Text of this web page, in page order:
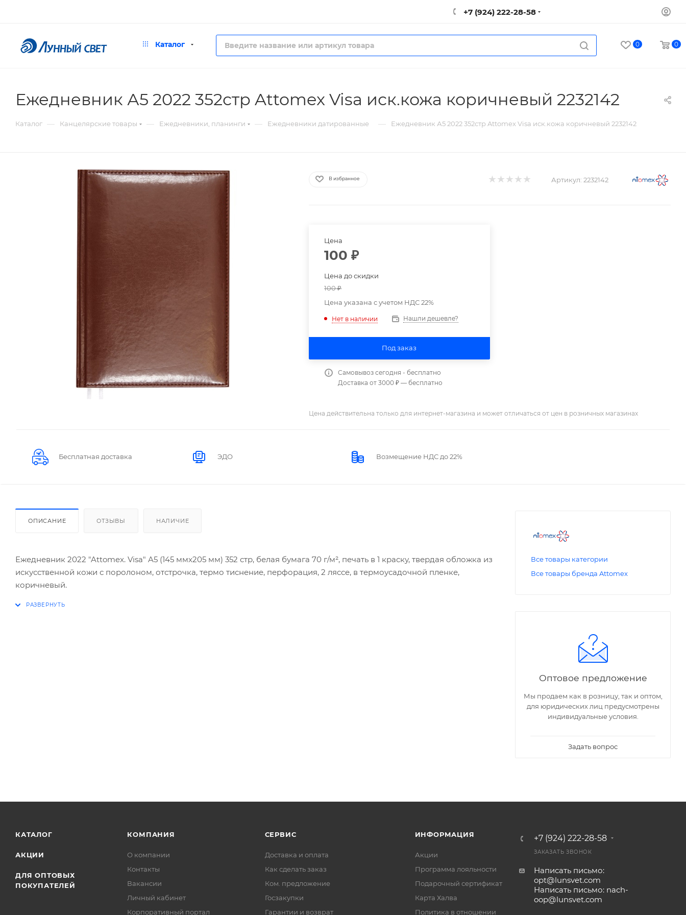
+7 (924) 222-28-58
Каталог 0 0
Ежедневник А5 2022 352стр Attomex Visa иск.кожа коричневый 2232142
Каталог — Канцелярские товары — Ежедневники, планинги — Ежедневники датированные — Ежедневник А5 2022 352стр Attomex Visa иск.кожа коричневый 2232142
В избранное Артикул: 2232142
Цена
100 ₽
Цена до скидки
100₽
Цена указана с учетом НДС 22%
Нет в наличии Нашли дешевле?
Под заказ
Самовывоз сегодня - бесплатно
Доставка от 3000 ₽ — бесплатно
Цена действительна только для интернет-магазина и может отличаться от цен в розничных магазинах
Бесплатная доставка ЭДО Возмещение НДС до 22%
ОПИСАНИЕ ОТЗЫВЫ НАЛИЧИЕ
Ежедневник 2022 "Attomex. Visa" A5 (145 ммx205 мм) 352 стр, белая бумага 70 г/м², печать в 1 краску, твердая обложка из
искусственной кожи с поролоном, отстрочка, термо тиснение, перфорация, 2 ляссе, в термоусадочной пленке,
коричневый.
Все товары категории
Все товары бренда Attomex
Оптовое предложение
Мы продаем как в розницу, так и оптом,
для юридических лиц предусмотрены
индивидуальные условия.
Задать вопрос
КАТАЛОГ
АКЦИИ
ДЛЯ ОПТОВЫХ
ПОКУПАТЕЛЕЙ
КОМПАНИЯ
О компании
Контакты
Вакансии
Личный кабинет
Корпоративный портал
СЕРВИС
Доставка и оплата
Как сделать заказ
Ком. предложение
Госзакупки
Гарантии и возврат
ИНФОРМАЦИЯ
Акции
Программа лояльности
Подарочный сертификат
Карта Халва
Политика в отношении
+7 (924) 222-28-58
ЗАКАЗАТЬ ЗВОНОК
Написать письмо:
opt@lunsvet.com
Написать письмо: nach-
oop@lunsvet.com